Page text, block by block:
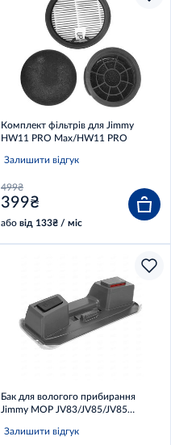
Комплект фільтрів для Jimmy
HW11 PRO Max/HW11 PRO
Залишити відгук
499₴
399₴
або від 133₴ / міс
Бак для вологого прибирання
Jimmy MOP JV83/JV85/JV85
Pro/H10 Flex
Залишити відгук